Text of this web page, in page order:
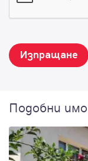
Изпращане
Подобни